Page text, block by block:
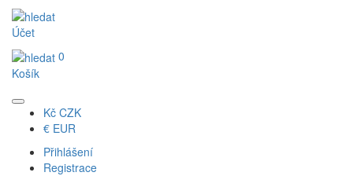
Účet
0
Košík
Kč CZK
€ EUR
Přihlášení
Registrace